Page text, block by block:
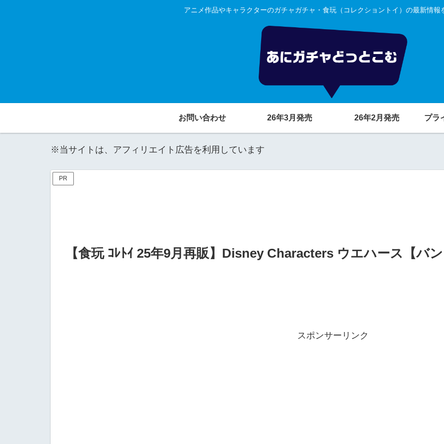
アニメ作品やキャラクターのガチャガチャ・食玩（コレクショントイ）の最新情報
お問い合わせ 26年3月発売 26年2月発売 プラ
※当サイトは、アフィリエイト広告を利用しています
PR
【食玩 ｺﾚﾄｲ 25年9月再販】Disney Characters ウエハース【バン
スポンサーリンク